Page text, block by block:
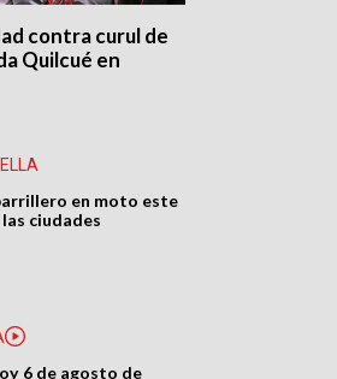
contra curul de
Quilcué en
en moto este
ciudades
6 de agosto de